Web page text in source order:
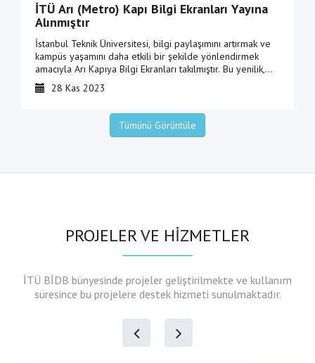
İTÜ Arı (Metro) Kapı Bilgi Ekranları Yayına
Alınmıştır
İstanbul Teknik Üniversitesi, bilgi paylaşımını artırmak ve
kampüs yaşamını daha etkili bir şekilde yönlendirmek
amacıyla Arı Kapıya Bilgi Ekranları takılmıştır. Bu yenilik,
üniversitemizin daha hızlı ve bilgilendirici bir iletişim
deneyimi yaşamasını sağlamayı hedeflemektedir.
28 Kas 2023
Tümünü Görüntüle
PROJELER VE HİZMETLER
İTÜ BİDB bünyesinde projeler geliştirilmekte ve kullanım
süresince bu projelere destek hizmeti sunulmaktadır.